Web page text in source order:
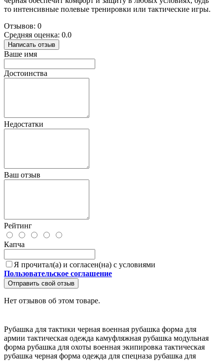
то интенсивные полевые тренировки или тактические игры.
Отзывов: 0
Средняя оценка: 0.0
Написать отзыв
Ваше имя
Достоинства
Недостатки
Ваш отзыв
Рейтинг
Капча
Я прочитал(а) и согласен(на) с условиями
Пользовательское соглашение
Отправить свой отзыв
Нет отзывов об этом товаре.
Рубашка для тактики черная военная рубашка форма для
армии тактическая одежда камуфляжная рубашка модульная
форма рубашка для охоты военная экипировка тактическая
рубашка черная форма одежда для спецназа рубашка для